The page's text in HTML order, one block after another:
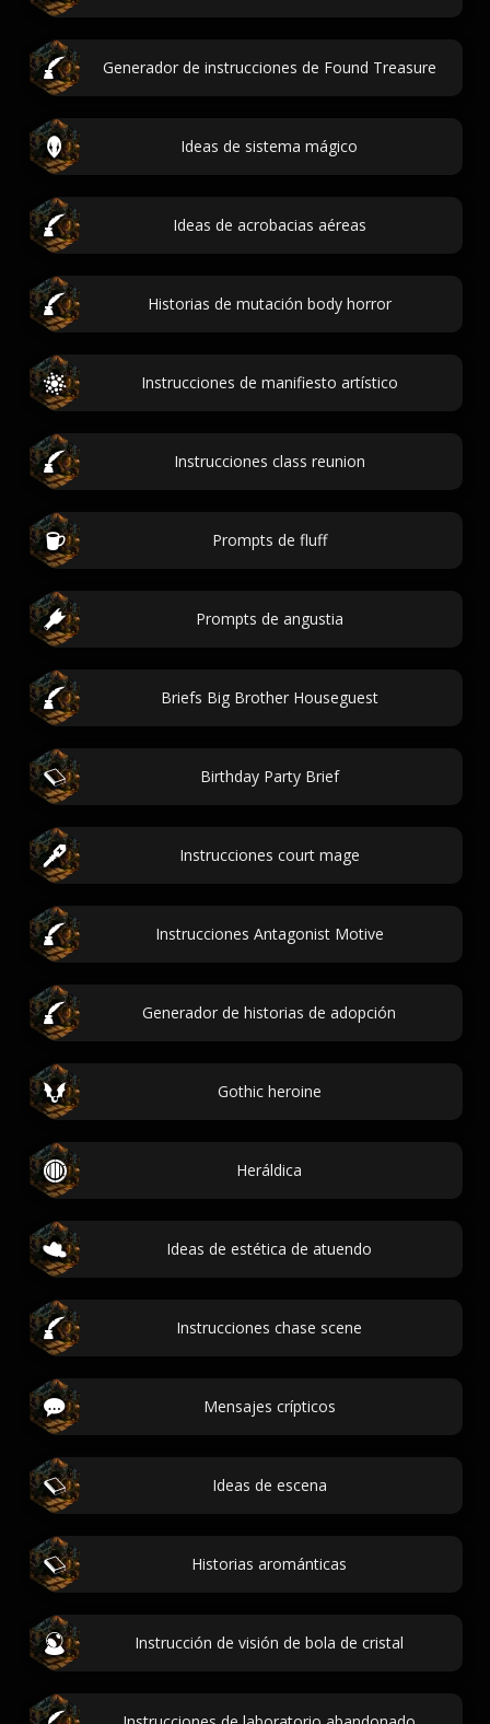
Generador de instrucciones de Found Treasure
Ideas de sistema mágico
Ideas de acrobacias aéreas
Historias de mutación body horror
Instrucciones de manifiesto artístico
Instrucciones class reunion
Prompts de fluff
Prompts de angustia
Briefs Big Brother Houseguest
Birthday Party Brief
Instrucciones court mage
Instrucciones Antagonist Motive
Generador de historias de adopción
Gothic heroine
Heráldica
Ideas de estética de atuendo
Instrucciones chase scene
Mensajes crípticos
Ideas de escena
Historias arománticas
Instrucción de visión de bola de cristal